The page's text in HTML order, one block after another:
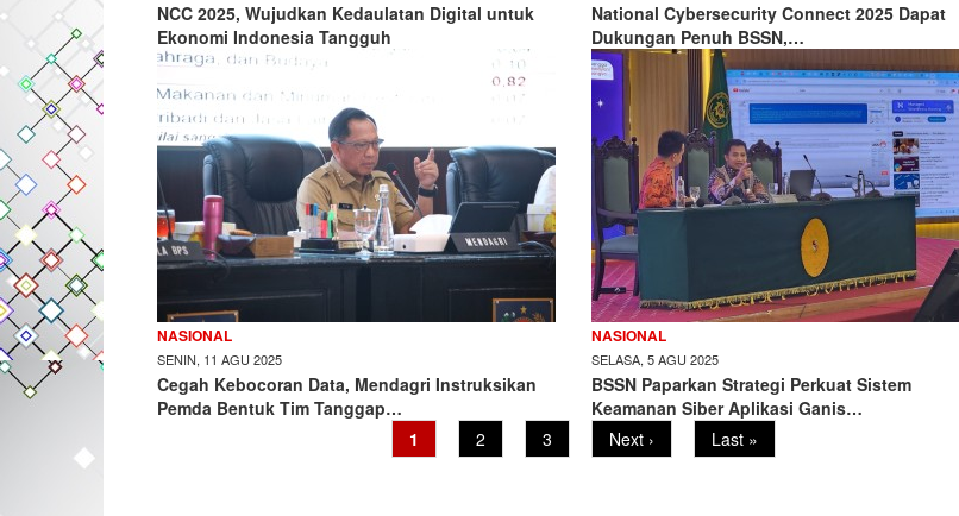
NCC 2025, Wujudkan Kedaulatan Digital untuk
Ekonomi Indonesia Tangguh
National Cybersecurity Connect 2025 Dapat
Dukungan Penuh BSSN,…
NASIONAL
SENIN, 11 AGU 2025
Cegah Kebocoran Data, Mendagri Instruksikan
Pemda Bentuk Tim Tanggap…
NASIONAL
SELASA, 5 AGU 2025
BSSN Paparkan Strategi Perkuat Sistem
Keamanan Siber Aplikasi Ganis…
Current
page
1 Page
2 Page
3
Next
page
Next ›
Last
page
Last »